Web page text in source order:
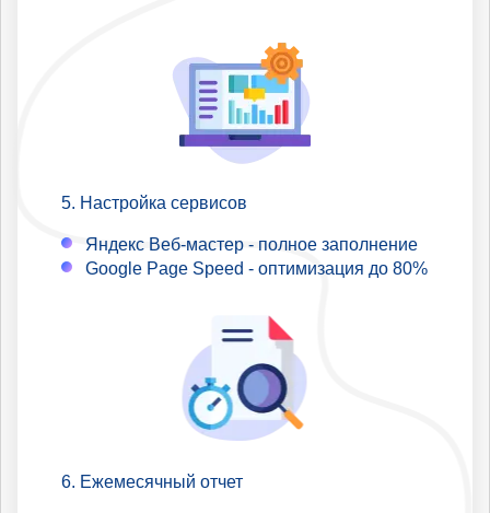
Настройка сервисов
Яндекс Веб-мастер - полное заполнение
Google Page Speed - оптимизация до 80%
Ежемесячный отчет